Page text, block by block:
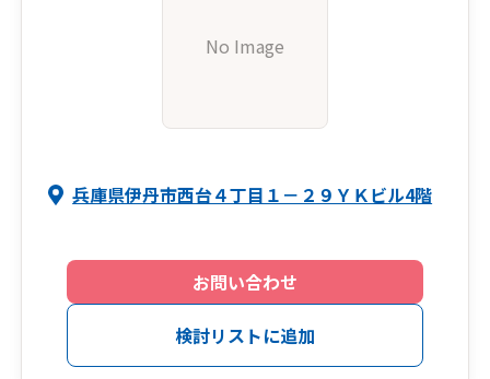
No Image
兵庫県伊丹市西台４丁目１－２９ＹＫビル4階
お問い合わせ
検討リストに追加